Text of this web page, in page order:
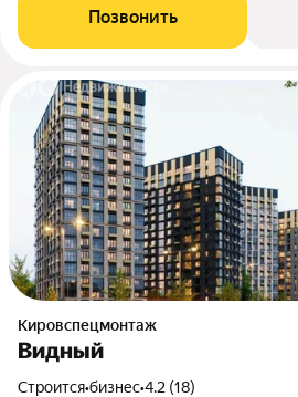
Позвонить
Кировспецмонтаж
Видный
Строится•бизнес•4.2 (18)